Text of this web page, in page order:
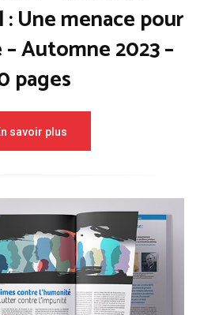
Une menace pour
Automne 2023 –
pages
savoir plus